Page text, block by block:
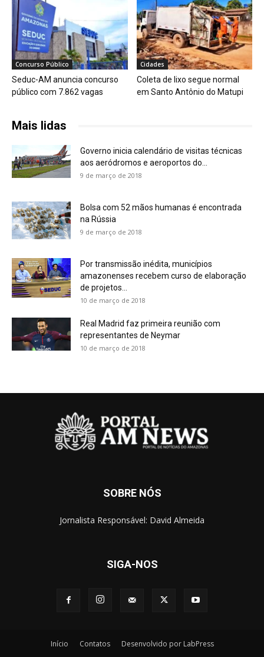
Concurso Público
Seduc-AM anuncia concurso
público com 7.862 vagas
Cidades
Coleta de lixo segue normal
em Santo Antônio do Matupi
Mais lidas
Governo inicia calendário de visitas técnicas
aos aeródromos e aeroportos do...
9 de março de 2018
Bolsa com 52 mãos humanas é encontrada
na Rússia
9 de março de 2018
Por transmissão inédita, municípios
amazonenses recebem curso de elaboração
de projetos...
10 de março de 2018
Real Madrid faz primeira reunião com
representantes de Neymar
10 de março de 2018
SOBRE NÓS
Jornalista Responsável: David Almeida
SIGA-NOS
Início Contatos Desenvolvido por LabPress